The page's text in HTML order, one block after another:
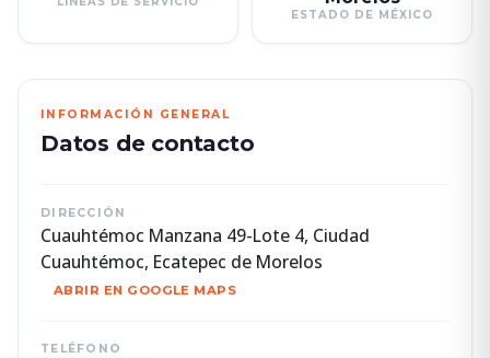
ESTADO DE MÉXICO
INFORMACIÓN GENERAL
Datos de contacto
DIRECCIÓN
Cuauhtémoc Manzana 49-Lote 4, Ciudad
Cuauhtémoc, Ecatepec de Morelos
ABRIR EN GOOGLE MAPS
TELÉFONO